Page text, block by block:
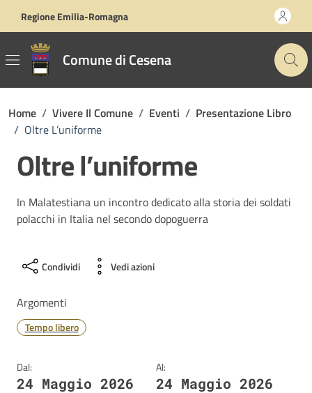
Regione Emilia-Romagna
Comune di Cesena
Home / Vivere Il Comune / Eventi / Presentazione Libro
/ Oltre L’uniforme
Oltre l’uniforme
In Malatestiana un incontro dedicato alla storia dei soldati
polacchi in Italia nel secondo dopoguerra
Condividi Vedi azioni
Argomenti
Tempo libero
Dal:
24 Maggio 2026
Al:
24 Maggio 2026